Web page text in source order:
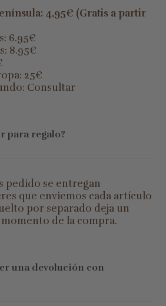
4,95€ (Gratis a partir
6.95€
8.95€
25€
Consultar
para regalo?
pedido se entregan
que enviemos cada artículo
por separado deja un
de la compra.
una devolución con